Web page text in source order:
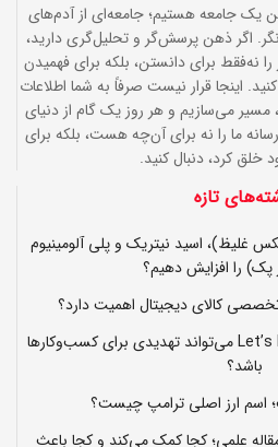
ساختن یک جامعه هستیم؛ جامعه‌ای از آدم‌های
اگر ذهن پرسش‌گر و تحلیل‌گری دارید،
را نه‌فقط برای دانستن، بلکه برای فهمیدن
باز 360 را دنبال کنید. اینجا قرار نیست صرفاً به شما اطلاعات
مسیر می‌سازیم و هر روز یک گام از دنیای
ما را نه برای آن‌چه هست، بلکه برای
کرد، دنبال کنید.
تازه
غلیظ)، اسید نیتریک و پلی آلومینیوم
پک) را افزایش دهیم؟
کالای دیجیتال اهمیت دارد؟
چرا خرید SSL رایگان Let’s Encrypt می‌تواند تهدیدی برای کسب‌وکارها
باشد؟
اسم ارز اصلی ترامپ چیست؟
علمی؛ کجا کمک می‌کند و کجا باعث